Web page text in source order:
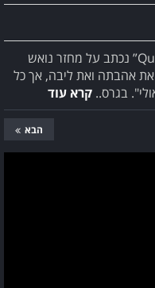
הלהיט הספרדי “Quizas, Quizas, Quizas” נכתב על מחזר נואש
אהבתה ואת ליבה, אך כל
בגרס.. קרא עוד
הבא